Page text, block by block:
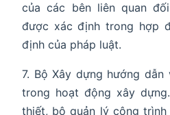
của các bên liên quan
được xác định trong hợp
định của pháp luật.
7. Bộ Xây dựng hướng dẫn
trong hoạt động xây
thiết, bộ quản lý công